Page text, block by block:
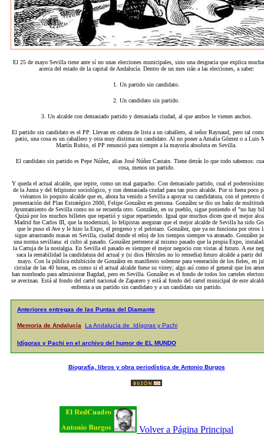
El 25 de mayo Sevilla tiene ante sí no unas elecciones municipales, sino una desgracia que explica
acerca del estado de la capital de Andalucía. Dentro de un mes irán a las elecciones, a saber:
1. Un partido sin candidato.
2. Un candidato sin partido.
3. Un alcalde con demasiado partido y demasiada ciudad, al que ambos le vienen anchos.
El partido sin candidato es el PP. Llevan en cabeza de lista a un caballero, al señor Raynaud, pero tal
patio, una cosa es un caballero y otra muy distinta un candidato. Al no poner a Amalia Gómez o a Luis
Martín Rubio, el PP renunció para siempre a la mayoría absoluta en Sevilla.
El candidato sin partido es Pepe Núñez, alias José Núñez Castain. Tiene detrás lo que todo sabemos:
cosa, menos un partido.
Y queda el actual alcalde, que repite, como un mal gazpacho. Con demasiado partido, cual el
de la Junta y del felipismo sociológico, y con demasiada ciudad para tan poco alcalde. Por si fuera poco
viéramos lo poquito alcalde que es, ahora ha venido a Sevilla a apoyar su candidatura, con el pretexto
presentación del Plan Estratégico 2000, Felipe González en persona. González se dio un baño de
Ayuntamiento de Sevilla como no se recuerda otro. González, en su pueblo, sigue poniendo el "no hay
Quizá por los muchos billetes que repartió y sigue repartiendo. Igual que muchos dicen que el mejor
Madrid fue Carlos III, que la modernizó, lo felipistas aseguran que el mejor alcalde de Sevilla ha sido
que le puso el Ave y le hizo la Expo, el progreso y el pelotazo. González, que ya no funciona por otros
sigue arrastrando masas en Sevilla, ciudad donde el reloj de los tiempos siempre va atrasado. González
una norma sevillana: el culto al pasado. González pertenece al mismo pasado que la propia Expo,
la Cartuja de la nostalgia. En Sevilla el pasado es siempre el mejor negocio con vistas al futuro. A ese
saca la rentabilidad la candidatura del actual y (si dios Hércules no lo remedia) futuro alcalde a partir del
mayo. Con la pública exhibición de González en manifiesto solemne para veneración de los fieles, en
circular de las 40 horas, es como si el actual alcalde fuese su virrey; algo así como el general que los
han nombrado para administrar Bagdad, pero en Sevilla. González es el fondo de todos los carteles
se avecinan. Está al fondo del cartel nacional de Zapatero y está al fondo del cartel municipal de este
enfrenta a un partido sin candidato y a un candidato sin partido.
Anteriores entregas de las Puntas del Diamante
Memoria de Andalucía La Andalucía de Idígoras y Pachi
Idígoras y Pachi en el archivo del humor de EL MUNDO
Biografía, libros y obra periodística de Antonio Burgos
Volver a Página Principal